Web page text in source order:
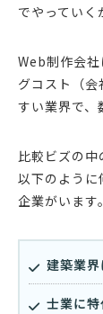
でやっていく
Web制作会
グコスト（
すい業界で、
比較ビズの中
以下のように
企業がいます。
建築業
士業に特